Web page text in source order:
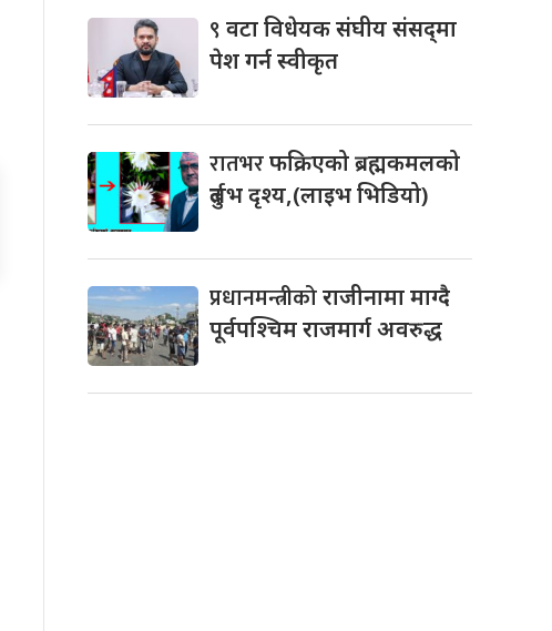
९वटा विधेयक संघीय संसद्‌मा
पेश गर्न स्वीकृत
रातभरफक्रिएको ब्रह्मकमलको
दुर्लभ दृश्य,(लाइभ भिडियो)
प्रधानमन्त्रीकोराजीनामा माग्दै
पूर्वपश्चिम राजमार्ग अवरुद्ध